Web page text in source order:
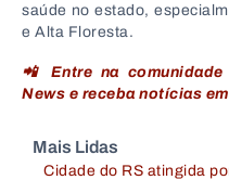
saúde no estado,
e Alta Floresta.
📲 Entre na
News e receba notícias
Mais Lidas
Cidade do RS atingida